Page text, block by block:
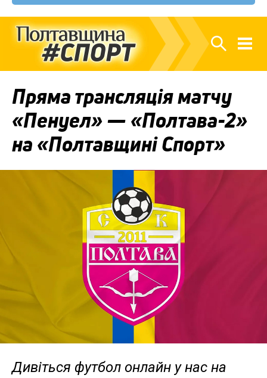
Пряма трансляція матчу
«Пенуел» — «Полтава-2»
на «Полтавщині Спорт»
Дивіться футбол онлайн у нас на